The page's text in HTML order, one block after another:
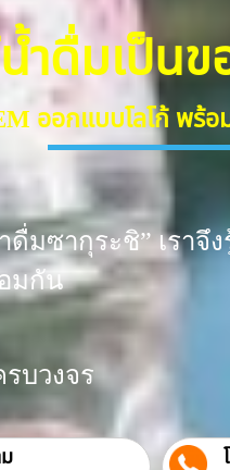
ดื่มเป็นข
ออกแบบโลโก้ พร้
ดื่มซากุระชิ” เรา
มกัน
บวงจร